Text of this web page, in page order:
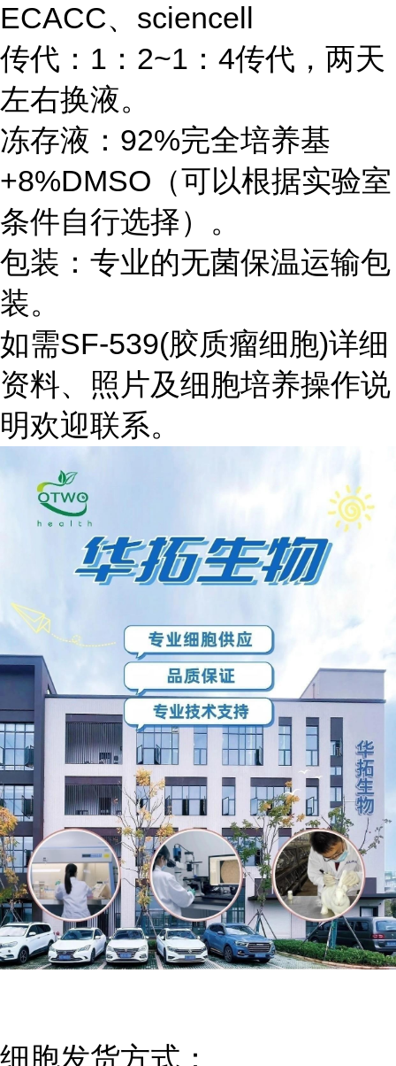
ECACC、sciencell
传代：1：2~1：4传代，两天
左右换液。
冻存液：92%完全培养基
+8%DMSO（可以根据实验室
条件自行选择）。
包装：专业的无菌保温运输包
装。
如需SF-539(胶质瘤细胞)详细
资料、照片及细胞培养操作说
明欢迎联系。
细胞发货方式：